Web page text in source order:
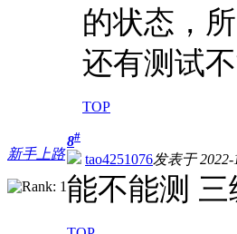
的状态，
还有测试
TOP
新手上路
8#
tao4251076发表于 2022-
能不能测